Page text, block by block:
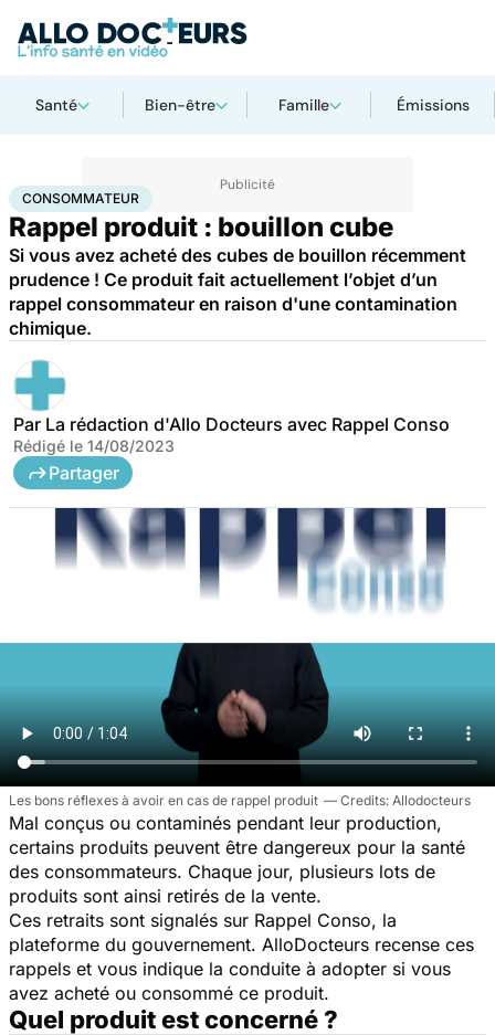
Santé Bien-être Famille Émissions
AccueilSantéConsommateur
CONSOMMATEUR
Rappel produit : bouillon cube
Si vous avez acheté des cubes de bouillon récemment
prudence ! Ce produit fait actuellement l’objet d’un
rappel consommateur en raison d'une contamination
chimique.
Par La rédaction d'Allo Docteurs avec Rappel Conso
Rédigé le 14/08/2023
Partager
Les bons réflexes à avoir en cas de rappel produit Allodocteurs
Mal conçus ou contaminés pendant leur production,
certains produits peuvent être dangereux pour la santé
des consommateurs. Chaque jour, plusieurs lots de
produits sont ainsi retirés de la vente.
Ces retraits sont signalés sur Rappel Conso, la
plateforme du gouvernement. AlloDocteurs recense ces
rappels et vous indique la conduite à adopter si vous
avez acheté ou consommé ce produit.
Quel produit est concerné ?